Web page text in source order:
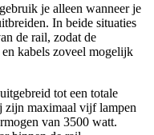
je alleen wanneer je
In beide situaties
de rail, zodat de
kabels zoveel mogelijk
tot een totale
zijn maximaal vijf lampen
van 3500 watt.